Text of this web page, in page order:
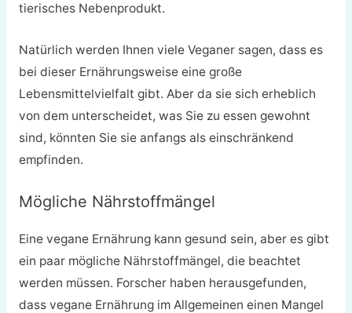
tierisches Nebenprodukt.
Natürlich werden Ihnen viele Veganer sagen, dass es
bei dieser Ernährungsweise eine große
Lebensmittelvielfalt gibt. Aber da sie sich erheblich
von dem unterscheidet, was Sie zu essen gewohnt
sind, könnten Sie sie anfangs als einschränkend
empfinden.
Mögliche Nährstoffmängel
Eine vegane Ernährung kann gesund sein, aber es gibt
ein paar mögliche Nährstoffmängel, die beachtet
werden müssen. Forscher haben herausgefunden,
dass vegane Ernährung im Allgemeinen einen Mangel